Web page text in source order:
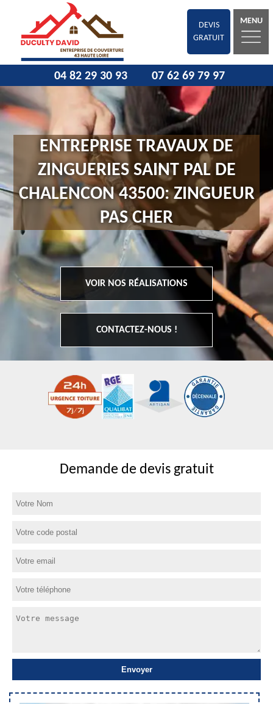
DEVIS
GRATUIT
MENU
04 82 29 30 93 07 62 69 79 97
ENTREPRISE TRAVAUX DE
ZINGUERIES SAINT PAL DE
CHALENCON 43500: ZINGUEUR
PAS CHER
VOIR NOS RÉALISATIONS
CONTACTEZ-NOUS !
Demande de devis gratuit